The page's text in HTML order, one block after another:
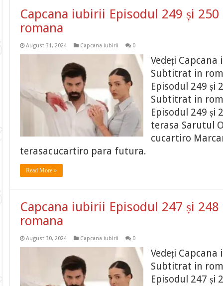
Capcana iubirii Episodul 249 și
romana
August 31, 2024 Capcana iubirii 0
Vedeți
Subtitrat in
Episodul 249 și
Subtitrat in
Episodul 249 și
terasa Sarutul
cucartiro
terasacucartiro para futura.
Read More »
Capcana iubirii Episodul 247 și
romana
August 30, 2024 Capcana iubirii 0
Vedeți
Subtitrat in
Episodul 247 și